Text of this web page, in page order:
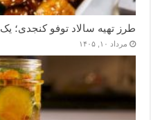
طرز تهیه سالاد توفو کنجدی؛
مرداد ۱۰, ۱۴۰۵